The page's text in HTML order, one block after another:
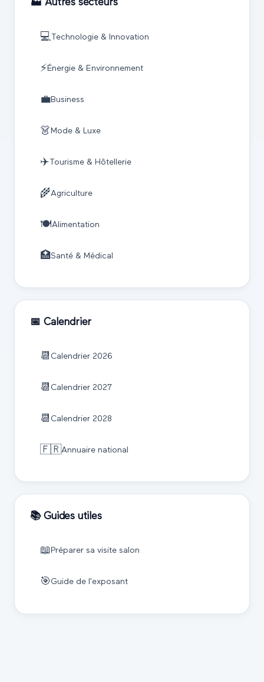
🏭 Autres secteurs
💻Technologie & Innovation
⚡ Énergie & Environnement
💼Business
👗 Mode & Luxe
✈️Tourisme & Hôtellerie
🌾Agriculture
🍽️Alimentation
🏥 Santé & Médical
📅 Calendrier
📆 Calendrier 2026
📆 Calendrier 2027
📆 Calendrier 2028
🇫🇷Annuaire national
📚 Guides utiles
📖 Préparer sa visite salon
🎯 Guide de l'exposant